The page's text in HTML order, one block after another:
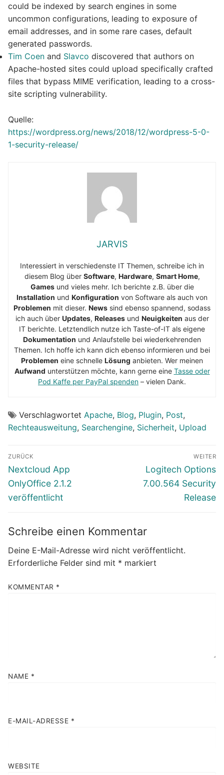
could be indexed by search engines in some
uncommon configurations, leading to exposure of
email addresses, and in some rare cases, default
generated passwords.
Tim Coen and Slavco discovered that authors on
Apache-hosted sites could upload specifically crafted
files that bypass MIME verification, leading to a cross-
site scripting vulnerability.
Quelle:
https://wordpress.org/news/2018/12/wordpress-5-0-
1-security-release/
JARVIS
Interessiert in verschiedenste IT Themen, schreibe ich in
diesem Blog über Software, Hardware, Smart Home,
Gamesund vieles mehr. Ich berichte z.B. über die
Installation und Konfiguration von Software als auch von
Problemen mit dieser. News sind ebenso spannend, sodass
ich auch über Updates, Releasesund Neuigkeiten aus der
IT berichte. Letztendlich nutze ich Taste-of-IT als eigene
Dokumentation und Anlaufstelle bei wiederkehrenden
Themen. Ich hoffe ich kann dich ebenso informieren und bei
Problemen eine schnelle Lösung anbieten. Wer meinen
Aufwand unterstützen möchte, kann gerne eine Tasse oder
Pod Kaffe per PayPal spenden – vielen Dank.
Verschlagwortet Apache, Blog, Plugin, Post,
Rechteausweitung, Searchengine, Sicherheit, Upload
Beitragsnavigation
ZURÜCK
Vorheriger
Beitrag:
Nextcloud App
OnlyOffice 2.1.2
veröffentlicht
WEITER
Nächster
Beitrag:
Logitech Options
7.00.564 Security
Release
Schreibe einen Kommentar
Deine E-Mail-Adresse wird nicht veröffentlicht.
Erforderliche Felder sind mit * markiert
KOMMENTAR *
NAME *
E-MAIL-ADRESSE *
WEBSITE